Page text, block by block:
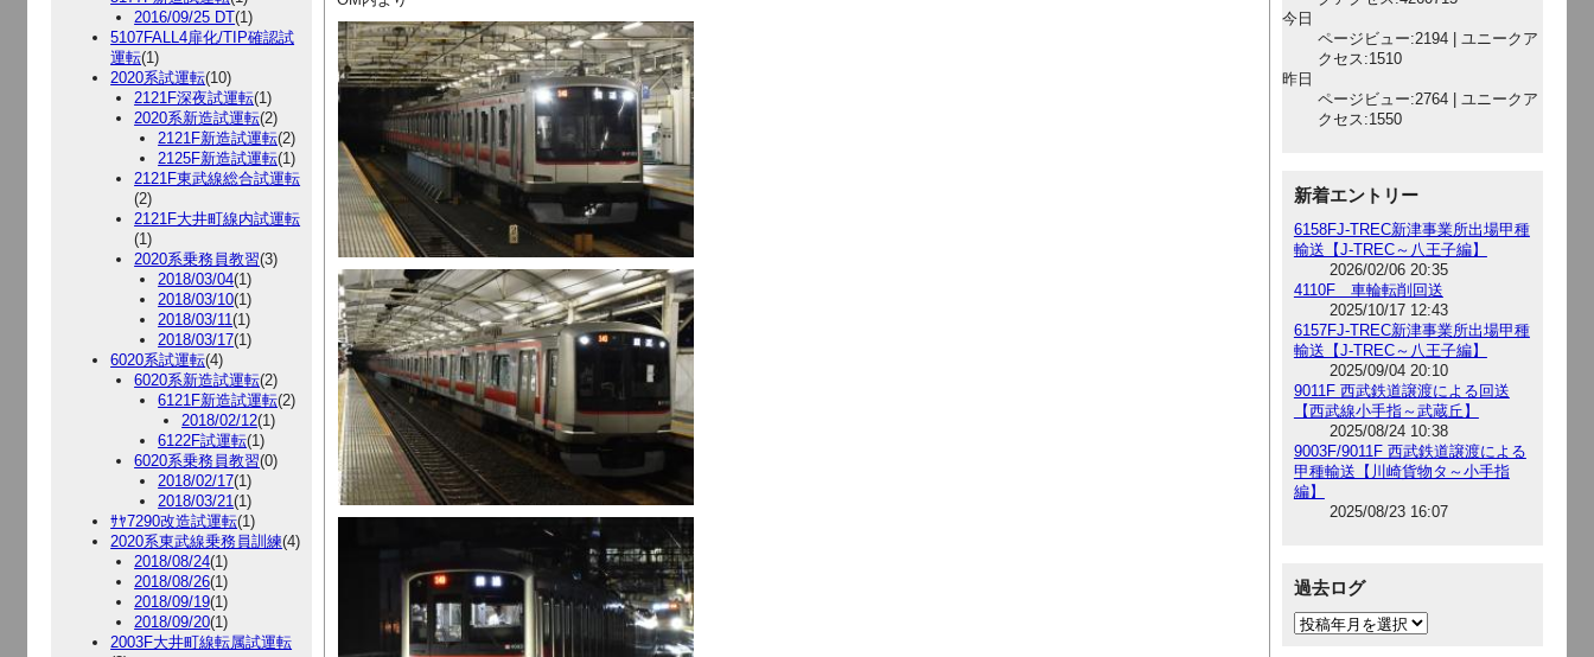
2016/09/25 DT(1)
5107FALL4扉化/TIP確認試
運転(1)
2020系試運転(10)
2121F深夜試運転(1)
2020系新造試運転(2)
2121F新造試運転(2)
2125F新造試運転(1)
2121F東武線総合試運転
(2)
2121F大井町線内試運転
(1)
2020系乗務員教習(3)
2018/03/04(1)
2018/03/10(1)
2018/03/11(1)
2018/03/17(1)
6020系試運転(4)
6020系新造試運転(2)
6121F新造試運転(2)
2018/02/12(1)
6122F試運転(1)
6020系乗務員教習(0)
2018/02/17(1)
2018/03/21(1)
ｻﾔ7290改造試運転(1)
2020系東武線乗務員訓練(4)
2018/08/24(1)
2018/08/26(1)
2018/09/19(1)
2018/09/20(1)
2003F大井町線転属試運転
今日
ページビュー:2194 | ユニークア
クセス:1510
昨日
ページビュー:2764 | ユニークア
クセス:1550
新着エントリー
6158FJ-TREC新津事業所出場甲種
輸送【J-TREC～八王子編】
2026/02/06 20:35
4110F 車輪転削回送
2025/10/17 12:43
6157FJ-TREC新津事業所出場甲種
輸送【J-TREC～八王子編】
2025/09/04 20:10
9011F 西武鉄道譲渡による回送
【西武線小手指～武蔵丘】
2025/08/24 10:38
9003F/9011F 西武鉄道譲渡による
甲種輸送【川崎貨物タ～小手指
編】
2025/08/23 16:07
過去ログ